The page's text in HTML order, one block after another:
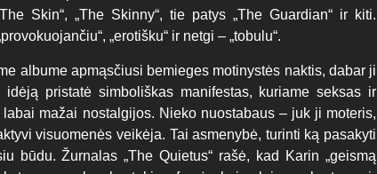
Skin“, „The Skinny“, tie patys „The Guardian“ ir kiti.
„erotišku“ ir netgi – „tobulu“.
albume apmąsčiusi bemieges motinystės naktis, dabar ji
pristatė simboliškas manifestas, kuriame seksas ir
mažai nostalgijos. Nieko nuostabaus – juk ji moteris,
visuomenės veikėja. Tai asmenybė, turinti ką pasakyti
būdu. Žurnalas „The Quietus“ rašė, kad Karin „geismą